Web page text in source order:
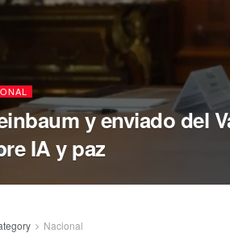
y enviado del
IA y paz
Nacional